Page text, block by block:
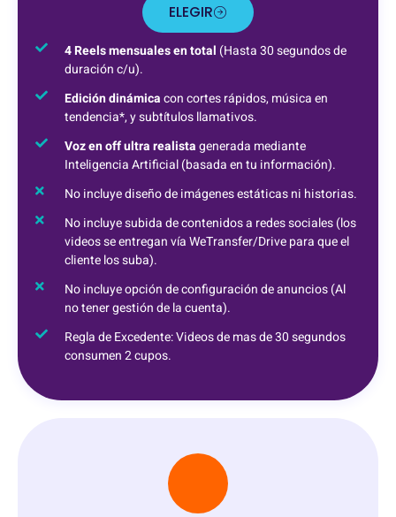
ELEGIR
4 Reels mensuales en total (Hasta 30 segundos de
duración c/u).
Edición dinámicacon cortes rápidos, música en
tendencia*, y subtítulos llamativos.
Voz en off ultra realistagenerada mediante
Inteligencia Artificial (basada en tu información).
No incluye diseño de imágenes estáticas ni historias.
No incluye subida de contenidos a redes sociales (los
videos se entregan vía WeTransfer/Drive para que el
cliente los suba).
No incluye opción de configuración de anuncios (Al
no tener gestión de la cuenta).
Regla de Excedente: Videos de mas de 30 segundos
consumen 2 cupos.